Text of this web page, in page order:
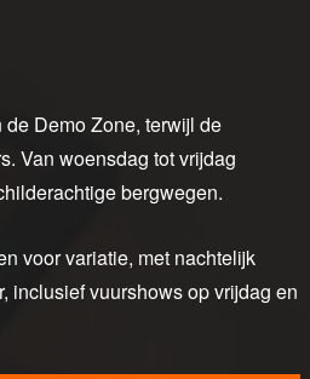
Demo Zone, terwijl de
Van woensdag tot vrijdag
bergwegen.
voor variatie, met nachtelijk
inclusief vuurshows op vrijdag en